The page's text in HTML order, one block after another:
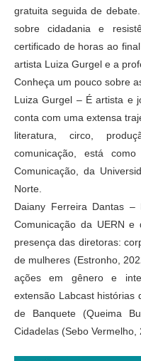
gratuita seguida de
sobre cidadania e
certificado de horas ao
artista Luiza Gurgel e a
Conheça um pouco sobre
Luiza Gurgel – É artista e
conta com uma extensa
literatura, circo,
comunicação, está
Comunicação, da
Norte.
Daiany Ferreira Dantas –
Comunicação da UERN
presença das diretoras:
de mulheres (Estronho,
ações em gênero e
extensão Labcast histórias
de Banquete (Queima
Cidadelas (Sebo Vermelho,